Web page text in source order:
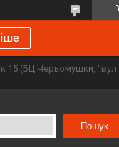
15 (БЦ Черьомушки,
Пошук...